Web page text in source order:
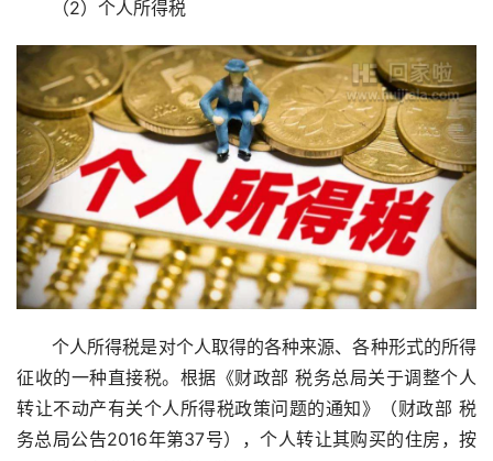
（2）个人所得税
个人所得税是对个人取得的各种来源、各种形式的所得
征收的一种直接税。根据《财政部 税务总局关于调整个人
转让不动产有关个人所得税政策问题的通知》（财政部 税
务总局公告2016年第37号），个人转让其购买的住房，按